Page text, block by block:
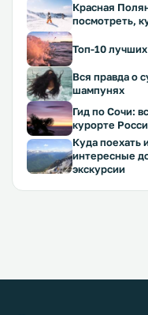
Красная
посмотреть,
Топ-10
Вся правда о
шампунях
Гид по Сочи:
курорте
Куда поехать
интересные
экскурсии